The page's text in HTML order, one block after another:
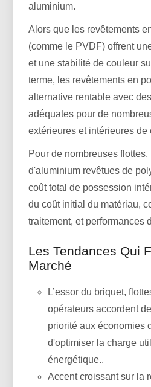
aluminium.
Alors que les revêtements
(comme le PVDF) offrent
et une stabilité de couleur
terme, les revêtements en
alternative rentable avec
adéquates pour de
extérieures et intérieures
Pour de nombreuses
d'aluminium revêtues de
coût total de possession
du coût initial du matériau,
traitement, et performances
Les Tendances Qui
Marché
L’essor du briquet,
opérateurs accordent
priorité aux économies
d'optimiser la charge
énergétique..
Accent croissant sur la